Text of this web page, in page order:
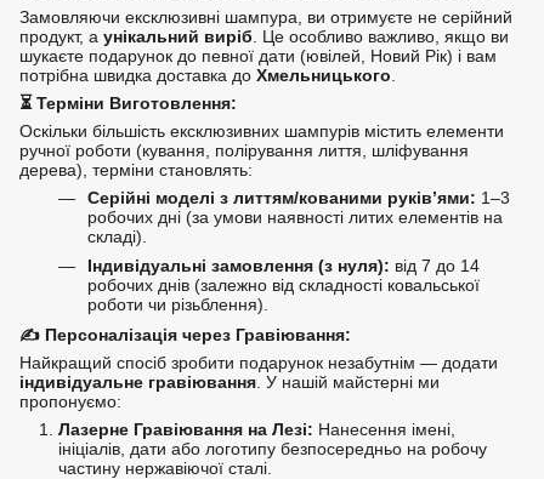
Замовляючи ексклюзивні шампура, ви отримуєте не серійний
продукт, а унікальний виріб . Це особливо важливо, якщо ви
шукаєте подарунок до певної дати (ювілей, Новий Рік) і вам
потрібна швидка доставка до Хмельницького
⏳ Терміни Виготовлення:
Оскільки більшість ексклюзивних шампурів містить елементи
ручної роботи (кування, полірування лиття, шліфування
дерева), терміни становлять:
Серійні моделі з литтям/кованими руків’ями: 1–3
робочих дні (за умови наявності литих елементів на
складі).
Індивідуальні замовлення (з нуля): від 7 до 14
робочих днів (залежно від складності ковальської
роботи чи різьблення).
✍️ Персоналізація через Гравіювання:
Найкращий спосіб зробити подарунок незабутнім — додати
індивідуальне гравіювання . У нашій майстерні ми
пропонуємо:
Лазерне Гравіювання на Лезі: Нанесення імені,
ініціалів, дати або логотипу безпосередньо на робочу
частину нержавіючої сталі.